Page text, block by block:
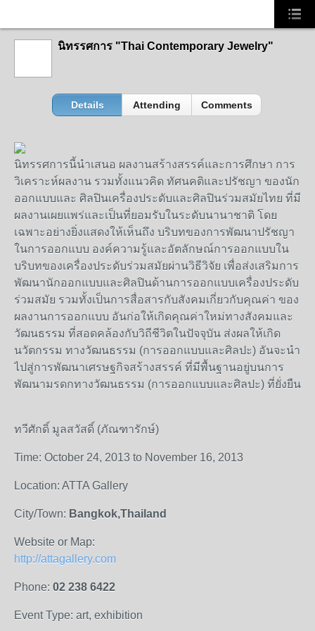
นิทรรศการ "Thai Contemporary Jewelry"
Details Attending Comments
นิทรรศการนี้นำเสนอ ผลงานสร้างสรรค์และการศึกษา การ
วิเคราะห์ผลงาน รวมทั้งแนวคิด ทัศนคติและปรัชญา ของนัก
ออกแบบและ ศิลปินเครื่องประดับและศิลปินร่วมสมัยไทย ที่มี
ผลงานเผยแพร่และเป็นที่ยอมรับในระดับนานาชาติ โดย
เฉพาะอย่างยิ่งแสดงให้เห็นถึง บริบทของการพัฒนาปรัชญา
ในการออกแบบ องค์ความรู้และอัตลักษณ์การออกแบบใน
บริบทของเครื่องประดับร่วมสมัยผ่านวิธีวิจัย เพื่อส่งเสริมการ
พัฒนานักออกแบบและศิลปินด้านการออกแบบเครื่องประดับ
ร่วมสมัย รวมทั้งเป็นการสื่อสารกับสังคมเกี่ยวกับคุณค่า ของ
ผลงานการออกแบบ อันก่อให้เกิดคุณค่าใหม่ทางสังคมและ
วัฒนธรรม ที่สอดคล้องกับวิถีชีวิตในปัจจุบัน ส่งผลให้เกิด
นวัตกรรม ทางวัฒนธรรม (การออกแบบและศิลปะ) อันจะนำ
ไปสู่การพัฒนาเศรษฐกิจสร้างสรรค์ ที่มีพื้นฐานอยู่บนการ
พัฒนามรดกทางวัฒนธรรม (การออกแบบและศิลปะ) ที่ยั่งยืน
ทวีศักดิ์ มูลสวัสดิ์ (ภัณฑารักษ์)
Time: October 24, 2013 to November 16, 2013
Location: ATTA Gallery
City/Town: Bangkok,Thailand
Website or Map:
http://attagallery.com
Phone: 02 238 6422
Event Type: art, exhibition